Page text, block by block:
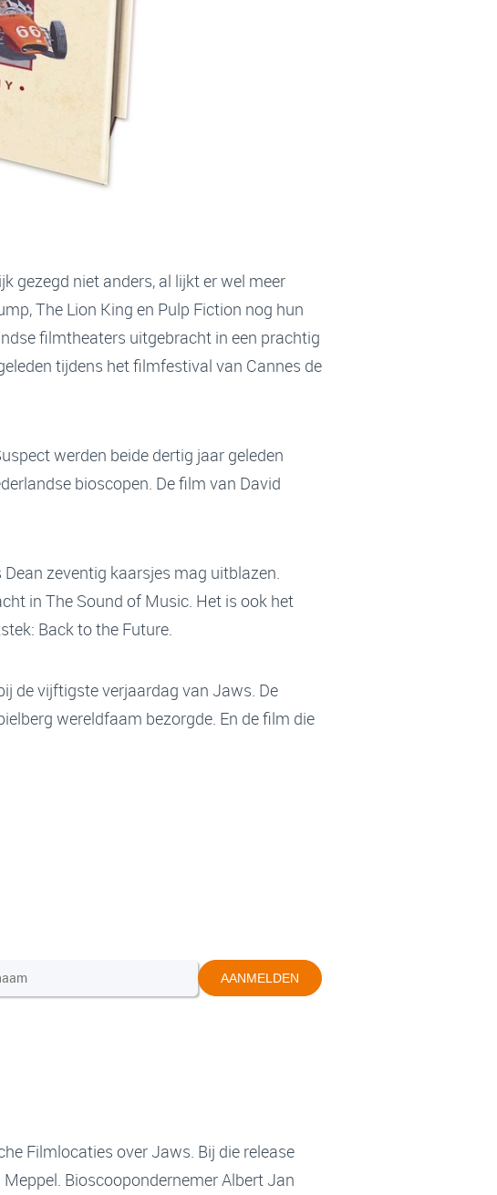
gezegd niet anders, al lijkt er wel meer
The Lion King en Pulp Fiction nog hun
filmtheaters uitgebracht in een prachtig
tijdens het filmfestival van Cannes de
werden beide dertig jaar geleden
bioscopen. De film van David
zeventig kaarsjes mag uitblazen.
in The Sound of Music. Het is ook het
Back to the Future.
de vijftigste verjaardag van Jaws. De
wereldfaam bezorgde. En de film die
AANMELDEN
Filmlocaties over Jaws. Bij die release
Meppel. Bioscoopondernemer Albert Jan